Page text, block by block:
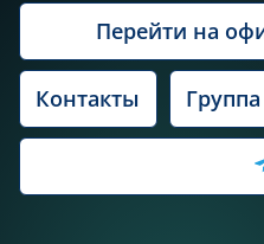
Перейти на
Контакты